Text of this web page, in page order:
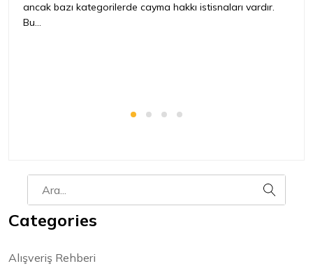
ancak bazı kategorilerde cayma hakkı istisnaları vardır.
Bu...
Categories
Alışveriş Rehberi